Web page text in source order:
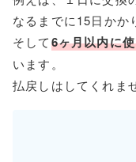
なるまでに15日かか
そして6ヶ月以内に
います。
払戻しはしてくれま